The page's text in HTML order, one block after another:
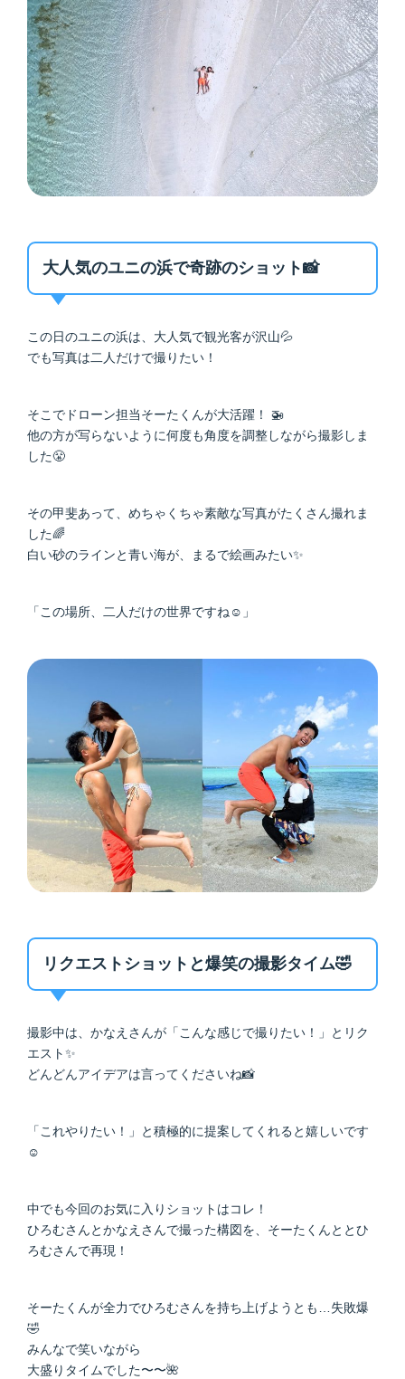
大人気のユニの浜で奇跡のショット📸
この日のユニの浜は、大人気で観光客が沢山💦
でも写真は二人だけで撮りたい！
そこでドローン担当そーたくんが大活躍！ 🚁
他の方が写らないように何度も角度を調整しながら撮影しま
した😤
その甲斐あって、めちゃくちゃ素敵な写真がたくさん撮れま
した🌈
白い砂のラインと青い海が、まるで絵画みたい✨
「この場所、二人だけの世界ですね☺️」
リクエストショットと爆笑の撮影タイム🤣
撮影中は、かなえさんが「こんな感じで撮りたい！」とリク
エスト✨
どんどんアイデアは言ってくださいね📸
「これやりたい！」と積極的に提案してくれると嬉しいです
☺️
中でも今回のお気に入りショットはコレ！
ひろむさんとかなえさんで撮った構図を、そーたくんととひ
ろむさんで再現！
そーたくんが全力でひろむさんを持ち上げようとも…失敗爆
🤣
みんなで笑いながら
大盛りタイムでした〜〜🌺